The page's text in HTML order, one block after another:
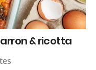
& ricotta